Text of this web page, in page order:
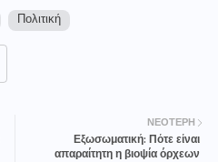
Πολιτική
ΝΕΌΤΕΡΗ
Εξωσωματική: Πότε είναι
απαραίτητη η βιοψία όρχεων